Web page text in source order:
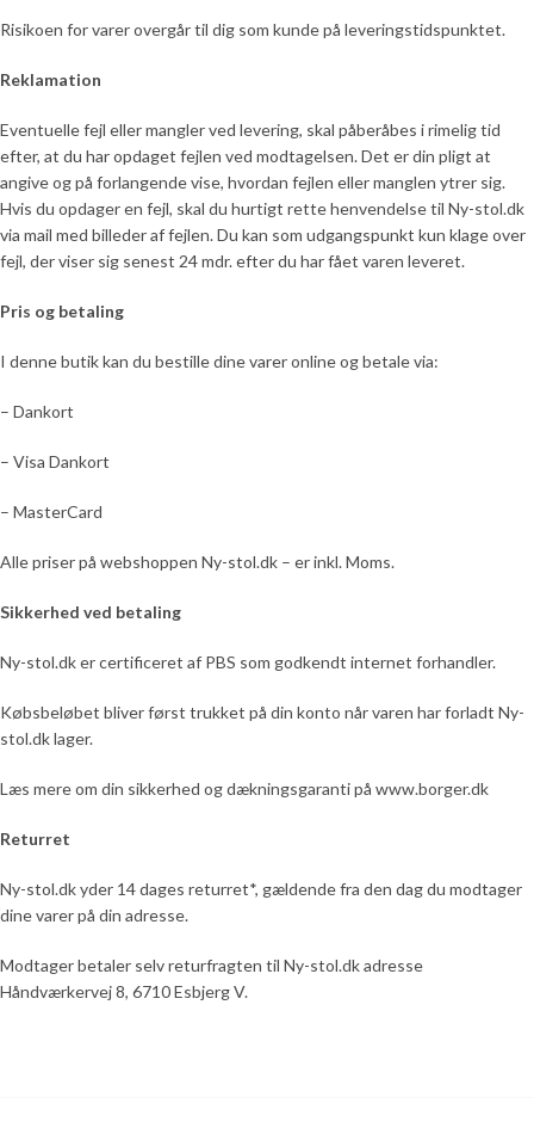
Risikoen for varer overgår til dig som kunde på leveringstidspunktet.
Reklamation
Eventuelle fejl eller mangler ved levering, skal påberåbes i rimelig tid
efter, at du har opdaget fejlen ved modtagelsen. Det er din pligt at
angive og på forlangende vise, hvordan fejlen eller manglen ytrer sig.
Hvis du opdager en fejl, skal du hurtigt rette henvendelse til Ny-stol.dk
via mail med billeder af fejlen. Du kan som udgangspunkt kun klage over
fejl, der viser sig senest 24 mdr. efter du har fået varen leveret.
Pris og betaling
I denne butik kan du bestille dine varer online og betale via:
– Dankort
– Visa Dankort
– MasterCard
Alle priser på webshoppen Ny-stol.dk – er inkl. Moms.
Sikkerhed ved betaling
Ny-stol.dk er certificeret af PBS som godkendt internet forhandler.
Købsbeløbet bliver først trukket på din konto når varen har forladt Ny-
stol.dk lager.
Læs mere om din sikkerhed og dækningsgaranti på www.borger.dk
Returret
Ny-stol.dk yder 14 dages returret*, gældende fra den dag du modtager
dine varer på din adresse.
Modtager betaler selv returfragten til Ny-stol.dk adresse
Håndværkervej 8, 6710 Esbjerg V.